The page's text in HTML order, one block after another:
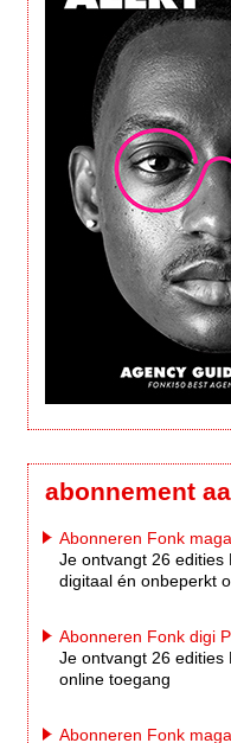
abonnement
Abonneren Fonk
Je ontvangt 26 edities
digitaal én onbeperkt
Abonneren Fonk digi
Je ontvangt 26 edities
online toegang
Abonneren Fonk